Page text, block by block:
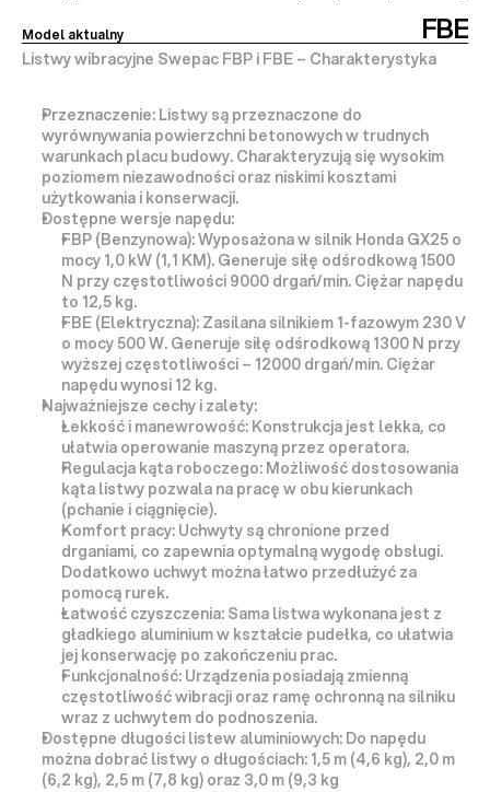
FBE
Model aktualny
Listwy wibracyjne Swepac FBP i FBE – Charakterystyka
Przeznaczenie: Listwy są przeznaczone do
wyrównywania powierzchni betonowych w trudnych
warunkach placu budowy. Charakteryzują się wysokim
poziomem niezawodności oraz niskimi kosztami
użytkowania i konserwacji.
Dostępne wersje napędu:
FBP (Benzynowa): Wyposażona w silnik Honda GX25 o
mocy 1,0 kW (1,1 KM). Generuje siłę odśrodkową 1500
N przy częstotliwości 9000 drgań/min. Ciężar napędu
to 12,5 kg.
FBE (Elektryczna): Zasilana silnikiem 1-fazowym 230 V
o mocy 500 W. Generuje siłę odśrodkową 1300 N przy
wyższej częstotliwości – 12000 drgań/min. Ciężar
napędu wynosi 12 kg.
Najważniejsze cechy i zalety:
Lekkość i manewrowość: Konstrukcja jest lekka, co
ułatwia operowanie maszyną przez operatora.
Regulacja kąta roboczego: Możliwość dostosowania
kąta listwy pozwala na pracę w obu kierunkach
(pchanie i ciągnięcie).
Komfort pracy: Uchwyty są chronione przed
drganiami, co zapewnia optymalną wygodę obsługi.
Dodatkowo uchwyt można łatwo przedłużyć za
pomocą rurek.
Łatwość czyszczenia: Sama listwa wykonana jest z
gładkiego aluminium w kształcie pudełka, co ułatwia
jej konserwację po zakończeniu prac.
Funkcjonalność: Urządzenia posiadają zmienną
częstotliwość wibracji oraz ramę ochronną na silniku
wraz z uchwytem do podnoszenia.
Dostępne długości listew aluminiowych: Do napędu
można dobrać listwy o długościach: 1,5 m (4,6 kg), 2,0 m
(6,2 kg), 2,5 m (7,8 kg) oraz 3,0 m (9,3 kg